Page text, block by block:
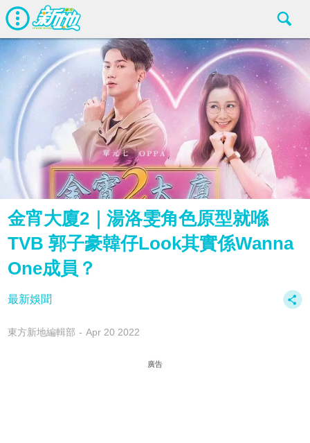
金宵大廈2｜湯洛雯角色原型就喺
TVB 郭子豪韓仔Look其實係Wanna
One成員？
最新娛聞
東方新地編輯部 Apr 20 2022
廣告